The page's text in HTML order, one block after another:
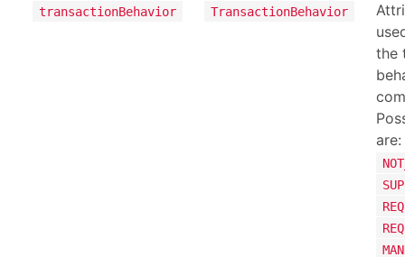
transactionBehavior TransactionBehavior
the
are: